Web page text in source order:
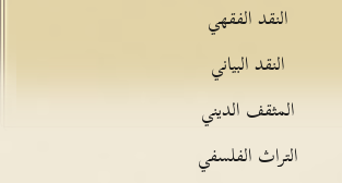
النقد الفقهي
النقد البياني
المثقف الديني
التراث الفلسفي